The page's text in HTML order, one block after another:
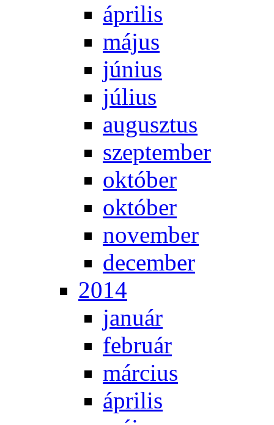
áp­ri­lis
má­jus
jú­ni­us
jú­li­us
au­gusz­tus
szep­tem­ber
ok­tó­ber
ok­tó­ber
no­vem­ber
de­cem­ber
2014
ja­nu­ár
feb­ru­ár
már­ci­us
áp­ri­lis